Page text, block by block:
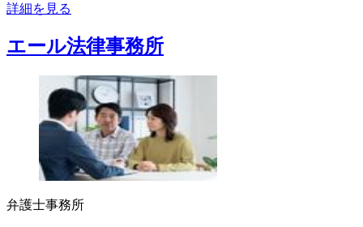
詳細を見る
エール法律事務所
弁護士事務所